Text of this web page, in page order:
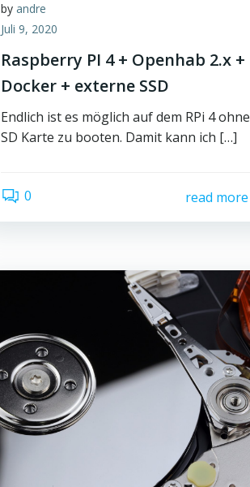
by andre
Juli 9, 2020
Raspberry PI 4 + Openhab 2.x +
Docker + externe SSD
Endlich ist es möglich auf dem RPi 4 ohne
SD Karte zu booten. Damit kann ich […]
0 read more